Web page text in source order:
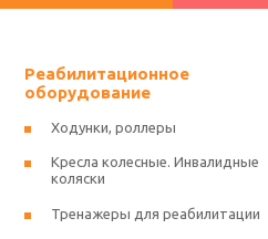
Реабилитационное
оборудование
Ходунки, роллеры
Кресла колесные. Инвалидные
коляски
Тренажеры для реабилитации